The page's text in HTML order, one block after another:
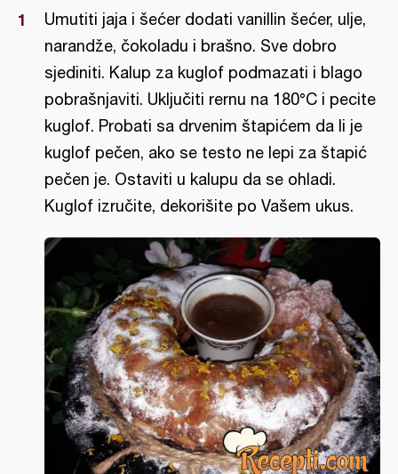
Umutiti jaja i šećer dodati vanillin šećer, ulje,
narandže, čokoladu i brašno. Sve dobro
sjediniti. Kalup za kuglof podmazati i blago
pobrašnjaviti. Uključiti rernu na 180°C i pecite
kuglof. Probati sa drvenim štapićem da li je
kuglof pečen, ako se testo ne lepi za štapić
pečen je. Ostaviti u kalupu da se ohladi.
Kuglof izručite, dekorišite po Vašem ukus.